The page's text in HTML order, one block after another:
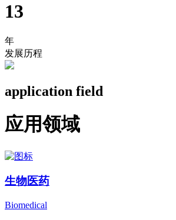
13
年
发展历程
application field
应用领域
生物医药
Biomedical